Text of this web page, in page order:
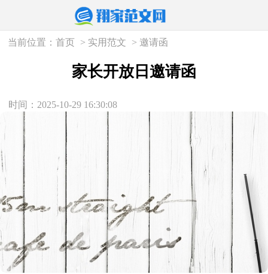
当前位置：首页 > 实用范文 >邀请函
家长开放日邀请函
时间：2025-10-29 16:30:08